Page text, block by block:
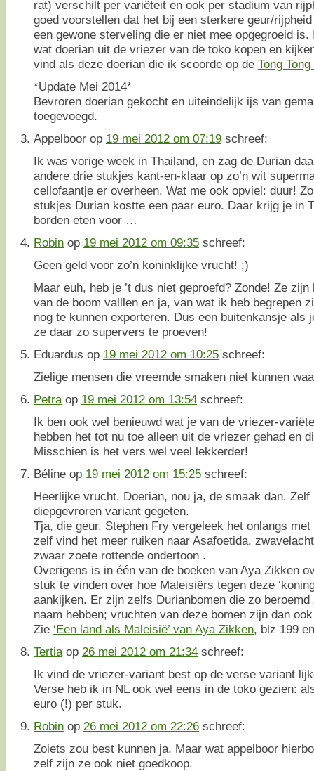
rat) verschilt per variëteit en ook per stadium van
goed voorstellen dat het bij een sterkere geur/
een gewone sterveling die er niet mee opgegroeid
wat doerian uit de vriezer van de toko kopen en
vind als deze doerian die ik scoorde op de Tong
*Update Mei 2014*
Bevroren doerian gekocht en uiteindelijk ijs van
toegevoegd.
Appelboor op 19 mei 2012 om 07:19 schreef:
Ik was vorige week in Thailand, en zag de Durian
andere drie stukjes kant-en-klaar op zo’n wit
cellofaantje er overheen. Wat me ook opviel: duur!
stukjes Durian kostte een paar euro. Daar krijg je in
borden eten voor …
Robin op 19 mei 2012 om 09:35 schreef:
Geen geld voor zo’n koninklijke vrucht! ;)
Maar euh, heb je ’t dus niet geproefd? Zonde! Ze
van de boom valllen en ja, van wat ik heb begrepen
nog te kunnen exporteren. Dus een buitenkansje als
ze daar zo supervers te proeven!
Eduardus op 19 mei 2012 om 10:25 schreef:
Zielige mensen die vreemde smaken niet kunnen
Petra op 19 mei 2012 om 13:54 schreef:
Ik ben ook wel benieuwd wat je van de vriezer-
hebben het tot nu toe alleen uit de vriezer gehad en
Misschien is het vers wel veel lekkerder!
Béline op 19 mei 2012 om 15:25 schreef:
Heerlijke vrucht, Doerian, nou ja, de smaak dan.
diepgevroren variant gegeten.
Tja, die geur, Stephen Fry vergeleek het onlangs met
zelf vind het meer ruiken naar Asafoetida,
zwaar zoete rottende ondertoon .
Overigens is in één van de boeken van Aya Zikken
stuk te vinden over hoe Maleisiërs tegen deze
aankijken. Er zijn zelfs Durianbomen die zo
naam hebben; vruchten van deze bomen zijn dan
Zie ‘Een land als Maleisië’ van Aya Zikken, blz 199
Tertia op 26 mei 2012 om 21:34 schreef:
Ik vind de vriezer-variant best op de verse variant
Verse heb ik in NL ook wel eens in de toko gezien:
euro (!) per stuk.
Robin op 26 mei 2012 om 22:26 schreef:
Zoiets zou best kunnen ja. Maar wat appelboor
zelf zijn ze ook niet goedkoop.